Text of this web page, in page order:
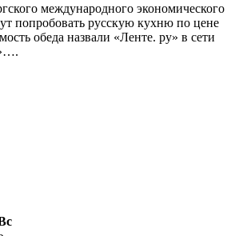
международного экономического
попробовать русскую кухню по цене
обеда назвали «Ленте. ру» в сети